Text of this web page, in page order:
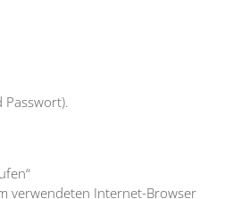
verwendeten Internet-Browser